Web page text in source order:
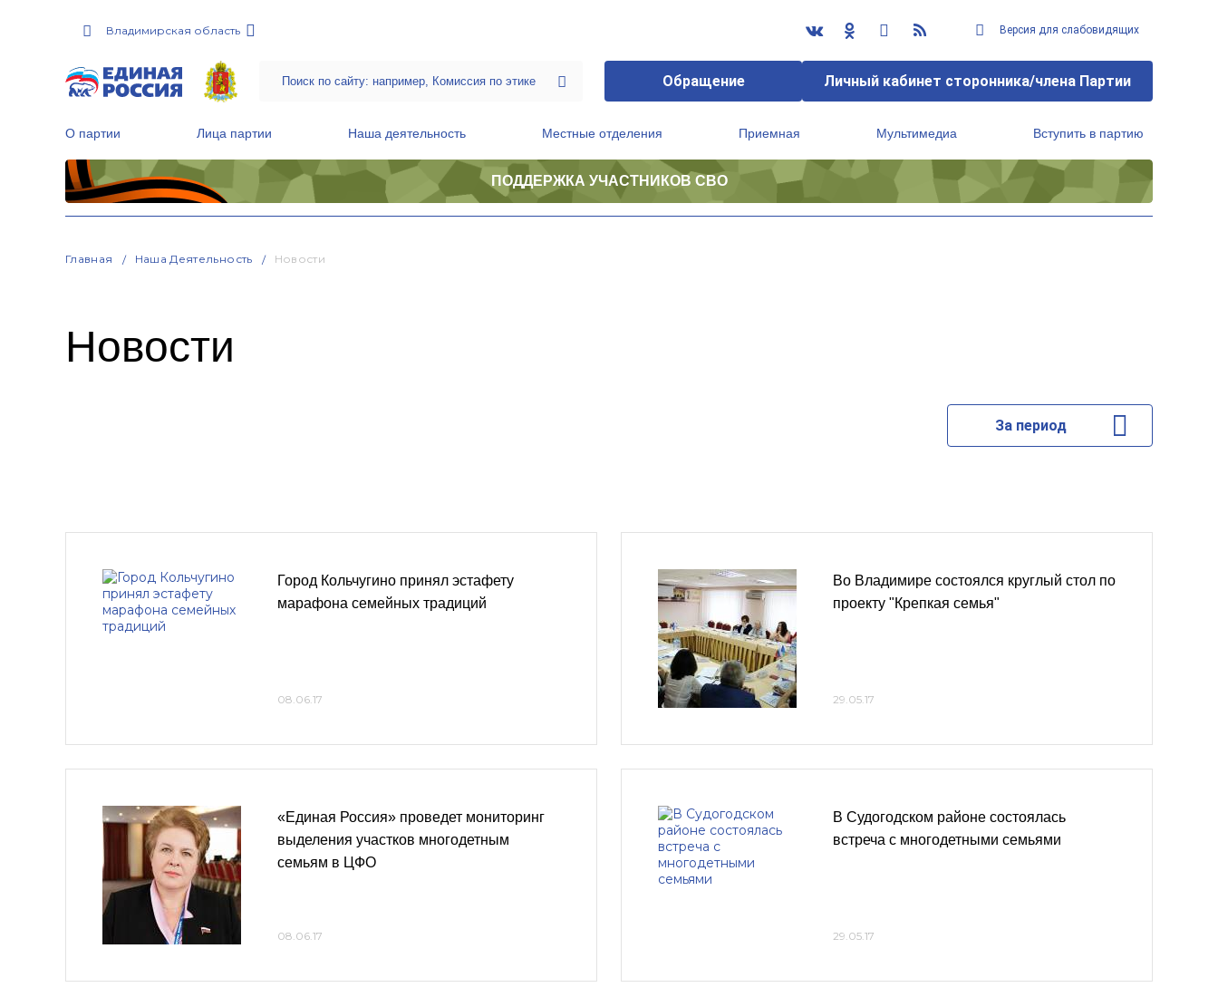
Владимирская область Версия для слабовидящих
Обращение Личный кабинет сторонника/члена Партии
О партии Лица партии Наша деятельность Местные отделения Приемная Мультимедиа Вступить в партию
ПОДДЕРЖКА УЧАСТНИКОВ СВО
Главная Наша Деятельность Новости
Новости
За период
Город Кольчугино принял эстафету
марафона семейных традиций
08.06.17
«Единая Россия» проведет мониторинг
выделения участков многодетным
семьям в ЦФО
08.06.17
Во Владимире состоялся круглый стол по
проекту "Крепкая семья"
29.05.17
В Судогодском районе состоялась
встреча с многодетными семьями
29.05.17